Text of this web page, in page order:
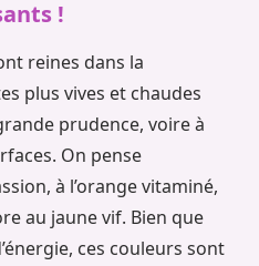
!
reines dans la
plus vives et chaudes
prudence, voire à
On pense
à l’orange vitaminé,
au jaune vif. Bien que
ces couleurs sont